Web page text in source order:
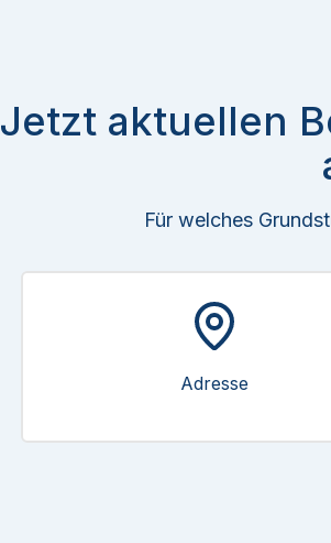
Jetzt aktuellen
Für welches
Adresse